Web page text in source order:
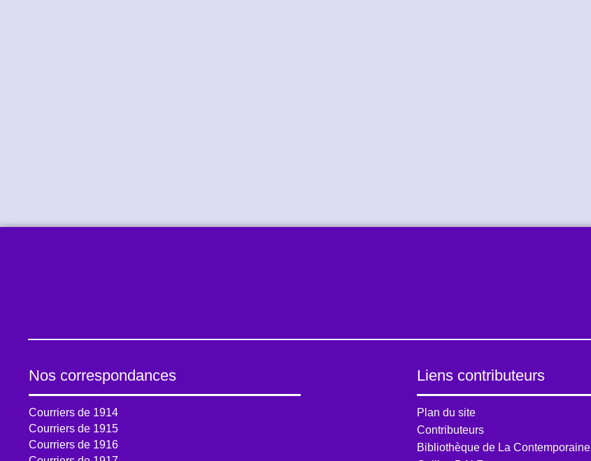
Nos correspondances
Courriers de 1914
Courriers de 1915
Courriers de 1916
Liens contributeurs
Plan du site
Contributeurs
Bibliothèque de La Contemporaine